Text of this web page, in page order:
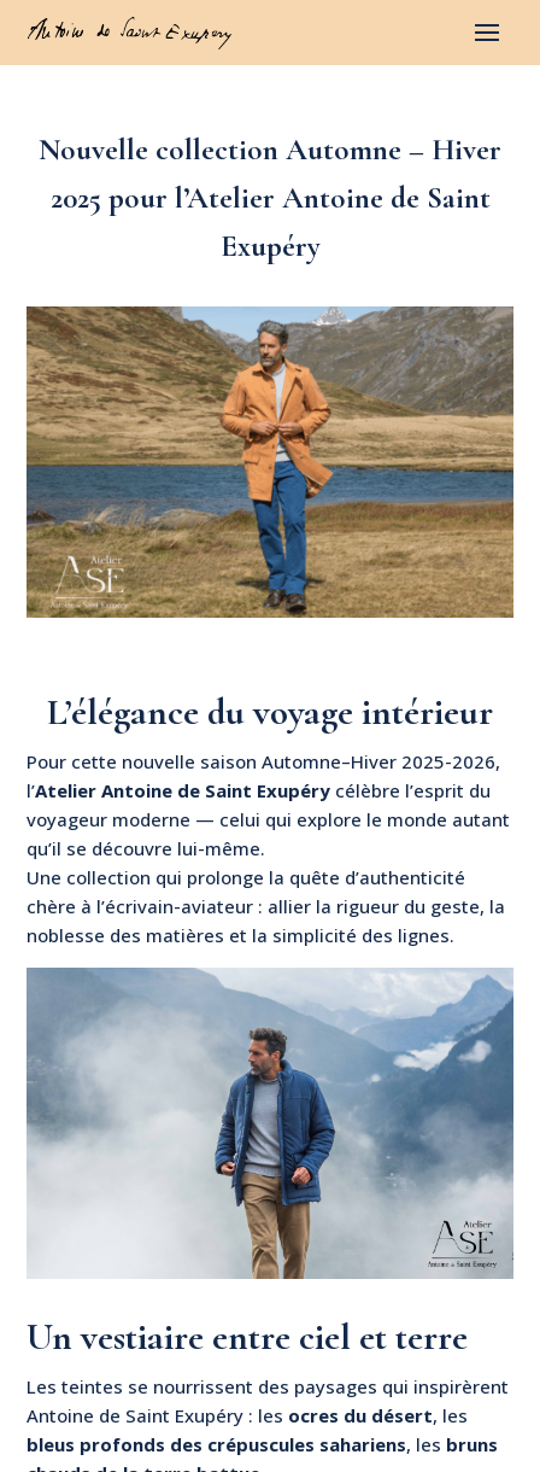
Nouvelle collection Automne – Hiver
2025 pour l’Atelier Antoine de Saint
Exupéry
L’élégance du voyage intérieur
Pour cette nouvelle saison Automne–Hiver 2025-2026,
l’Atelier Antoine de Saint Exupéry célèbre l’esprit du
voyageur moderne — celui qui explore le monde autant
qu’il se découvre lui-même.
Une collection qui prolonge la quête d’authenticité
chère à l’écrivain-aviateur : allier la rigueur du geste, la
noblesse des matières et la simplicité des lignes.
Un vestiaire entre ciel et terre
Les teintes se nourrissent des paysages qui inspirèrent
Antoine de Saint Exupéry : les ocres du désert, les
bleus profonds des crépuscules sahariens, les bruns